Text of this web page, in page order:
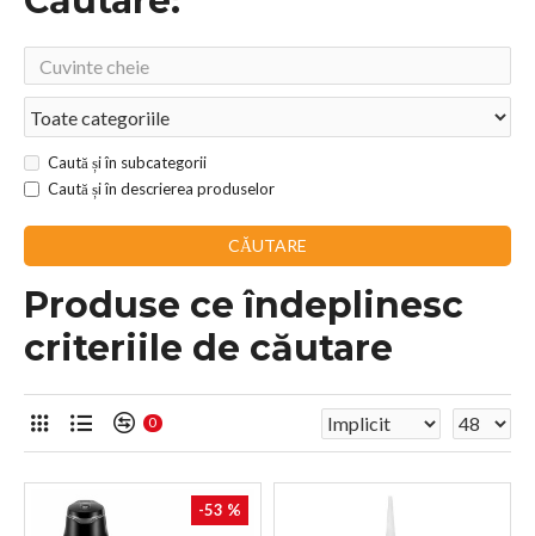
Caută și în subcategorii
Caută și în descrierea produselor
CĂUTARE
Produse ce îndeplinesc
criteriile de căutare
0
-53 %